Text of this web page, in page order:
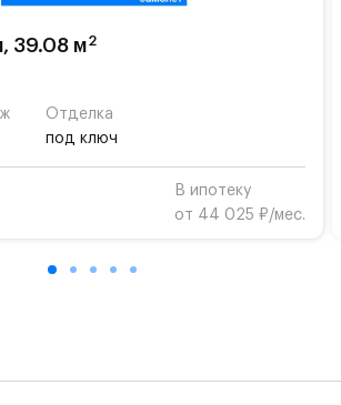
частной гимназии
— закрытые озеленённые
приватная, въезд
по пропускам.#yan19-2r1520925#
39.08 м2
Отделка
под ключ
В ипотеку
от 44 025 ₽/мес.